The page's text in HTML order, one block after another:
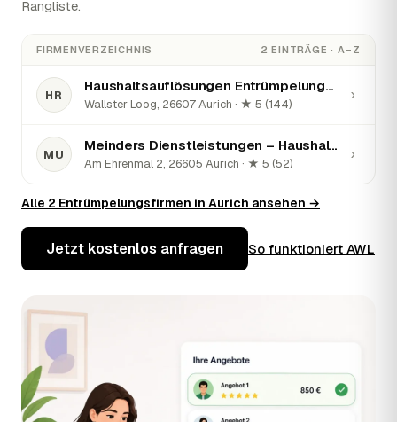
Rangliste.
FIRMENVERZEICHNIS 2 EINTRÄGE · A–Z
HR
Haushaltsauflösungen Entrümpelungen Entsorgung Ihlow, Aurich, Emden, Leer, Norden Familie Reek
Wallster Loog, 26607 Aurich · ★ 5 (144)
›
MU
Meinders Dienstleistungen – Haushaltsauflösungen, Entrümpelung, Umzüge & Hausservice in Aurich, Leer, Emden & Umgebung
Am Ehrenmal 2, 26605 Aurich · ★ 5 (52)
›
Alle 2 Entrümpelungsfirmen in Aurich ansehen →
Jetzt kostenlos anfragen So funktioniert AWL